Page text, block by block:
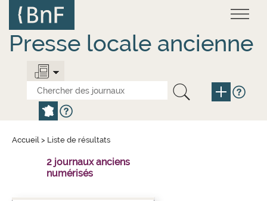
contenu
principal
Presse locale ancienne
Accueil > Liste de résultats
2 journaux anciens
numérisés
Panneau de gestion des cookies